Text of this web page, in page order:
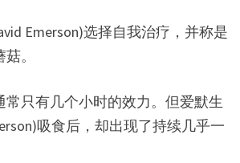
Emerson)选择自我治疗，并称是
。
常只有几个小时的效力。但爱默生
吸食后，却出现了持续几乎一